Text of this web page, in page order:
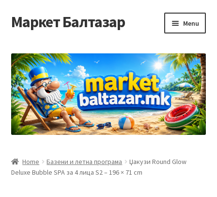
Skip
to
Skip
to
Маркет Балтазар Menu
Checkout
Homepage
Privacy Policy
Контакт
Home Базени и летна програма
Џакузи Round Glow
Deluxe Bubble SPA за 4 лица S2 – 196 × 71 cm